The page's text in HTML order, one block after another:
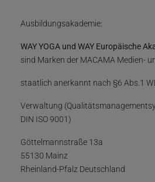
Ausbildungsakademie:
WAY YOGA und WAY Europäische
sind Marken der MACAMA Medien-
staatlich anerkannt nach §6 Abs.1
Verwaltung
DIN ISO 9001)
Göttelmannstraße 13a
55130 Mainz
Rheinland-Pfalz Deutschland